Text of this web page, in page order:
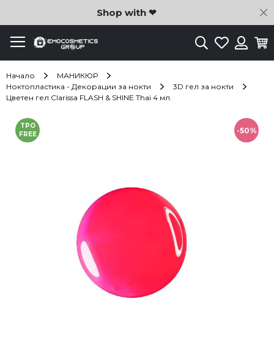
Shop with ❤
ТърсенеЛюбими
Начало
МАНИКЮР
Ноктопластика - Декорации за нокти
3D гел за нокти
Цветен гел Clarissa FLASH & SHINE Thai 4 мл.
-50%
TPO
FREE
Преминете
към
края